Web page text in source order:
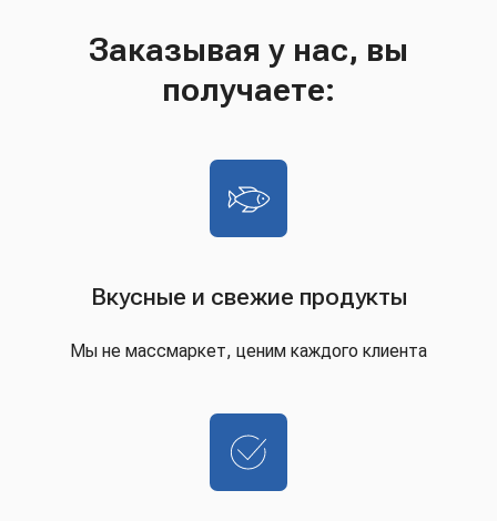
Заказывая у нас, вы
получаете:
Вкусные и свежие продукты
Мы не массмаркет, ценим каждого клиента